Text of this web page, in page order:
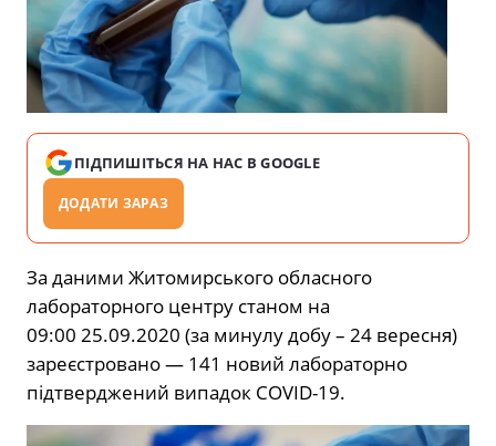
ПІДПИШІТЬСЯ НА НАС В GOOGLE
ДОДАТИ ЗАРАЗ
За даними Житомирського обласного
лабораторного центру станом на
09:00 25.09.2020 (за минулу добу – 24 вересня)
зареєстровано — 141 новий лабораторно
підтверджений випадок COVID-19.